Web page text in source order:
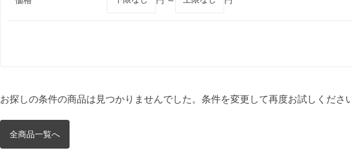
お探しの条件の商品は見つかりませんでした。条件を変更して再度お試しください
全商品一覧へ